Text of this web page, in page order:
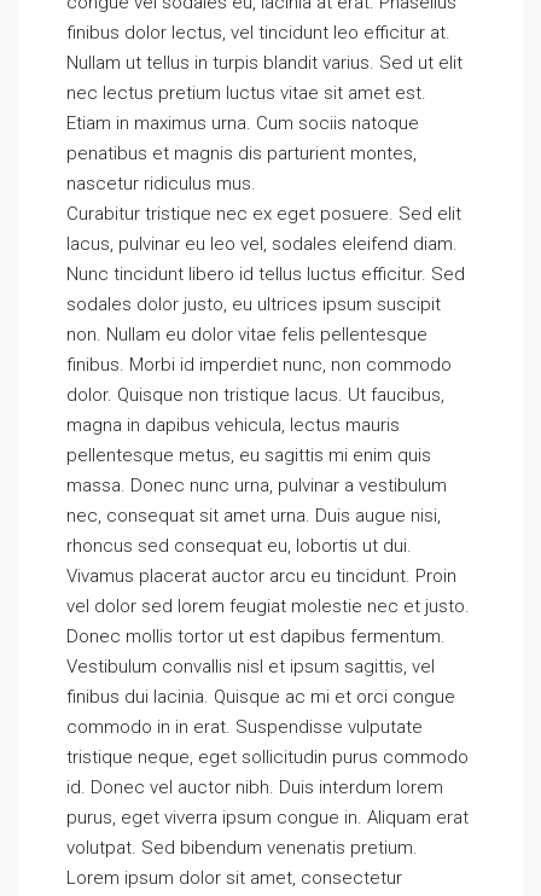
finibus dolor lectus, vel tincidunt leo efficitur at.
Nullam ut tellus in turpis blandit varius. Sed ut elit
nec lectus pretium luctus vitae sit amet est.
Etiam in maximus urna. Cum sociis natoque
penatibus et magnis dis parturient montes,
nascetur ridiculus mus.
Curabitur tristique nec ex eget posuere. Sed elit
lacus, pulvinar eu leo vel, sodales eleifend diam.
Nunc tincidunt libero id tellus luctus efficitur. Sed
sodales dolor justo, eu ultrices ipsum suscipit
non. Nullam eu dolor vitae felis pellentesque
finibus. Morbi id imperdiet nunc, non commodo
dolor. Quisque non tristique lacus. Ut faucibus,
magna in dapibus vehicula, lectus mauris
pellentesque metus, eu sagittis mi enim quis
massa. Donec nunc urna, pulvinar a vestibulum
nec, consequat sit amet urna. Duis augue nisi,
rhoncus sed consequat eu, lobortis ut dui.
Vivamus placerat auctor arcu eu tincidunt. Proin
vel dolor sed lorem feugiat molestie nec et justo.
Donec mollis tortor ut est dapibus fermentum.
Vestibulum convallis nisl et ipsum sagittis, vel
finibus dui lacinia. Quisque ac mi et orci congue
commodo in in erat. Suspendisse vulputate
tristique neque, eget sollicitudin purus commodo
id. Donec vel auctor nibh. Duis interdum lorem
purus, eget viverra ipsum congue in. Aliquam erat
volutpat. Sed bibendum venenatis pretium.
Lorem ipsum dolor sit amet, consectetur